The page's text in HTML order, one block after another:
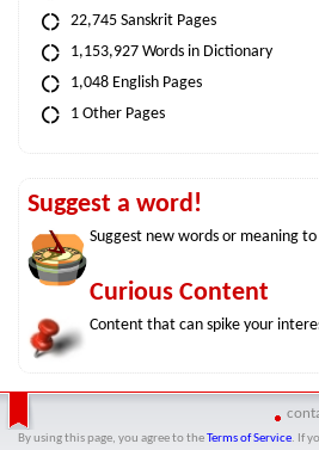
22,745 Sanskrit Pages
1,153,927 Words in Dictionary
1,048 English Pages
1 Other Pages
Suggest a word!
Suggest new words or meaning
Curious Content
Content that can spike your
By using this page, you agree to theTerms of Service. If